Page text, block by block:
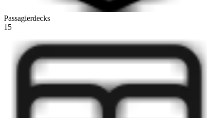
Passagierdecks
15